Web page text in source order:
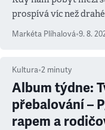
prospívá víc než
Markéta Plíhalová•9. 8.
Kultura•2 minuty
Album týdne:
přebalování –
rapem a